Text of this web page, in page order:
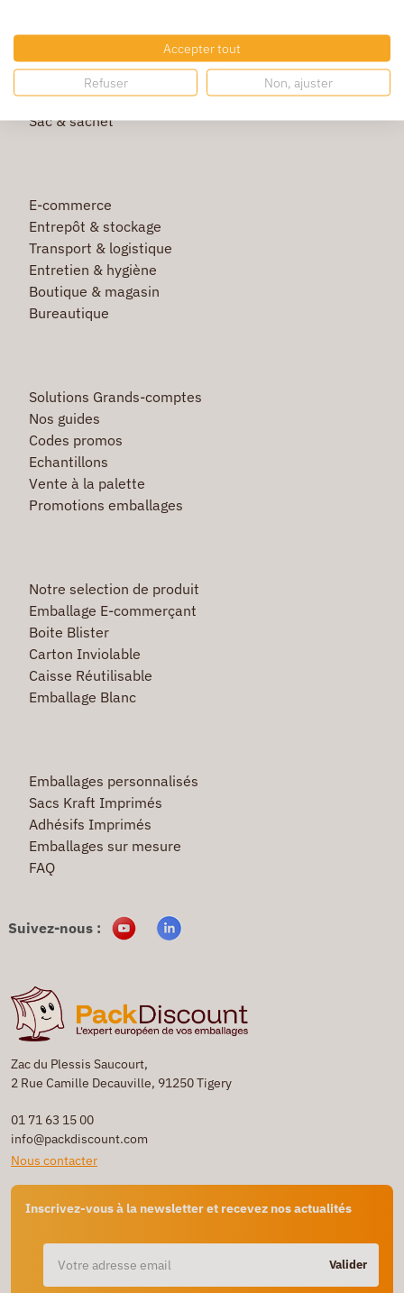
Zac du Plessis Saucourt,
2 Rue Camille Decauville, 91250 Tigery
01 71 63 15 00
info@packdiscount.com
Nous contacter
Inscrivez-vous à la newsletter et recevez nos actualités
Valider
Pochette bulle & mousse
Papier bulle & rouleau mousse
Adhésif & feuillard
Film étirable & palette bois
Sac & sachet
E-commerce
Entrepôt & stockage
Transport & logistique
Entretien & hygiène
Boutique & magasin
Bureautique
Solutions Grands-comptes
Nos guides
Codes promos
Echantillons
Vente à la palette
Promotions emballages
Notre selection de produit
Emballage E-commerçant
Boite Blister
Carton Inviolable
Caisse Réutilisable
Emballage Blanc
Emballages personnalisés
Sacs Kraft Imprimés
Adhésifs Imprimés
Emballages sur mesure
FAQ
Suivez-nous :
Accepter tout
Refuser Non, ajuster